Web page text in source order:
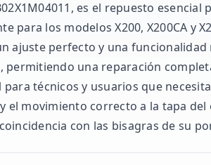
es el repuesto esencial
para los modelos X200, X200CA y
ajuste perfecto y una funcionalidad
una reparación
técnicos y usuarios que
el movimiento correcto a la tapa
con las bisagras de su